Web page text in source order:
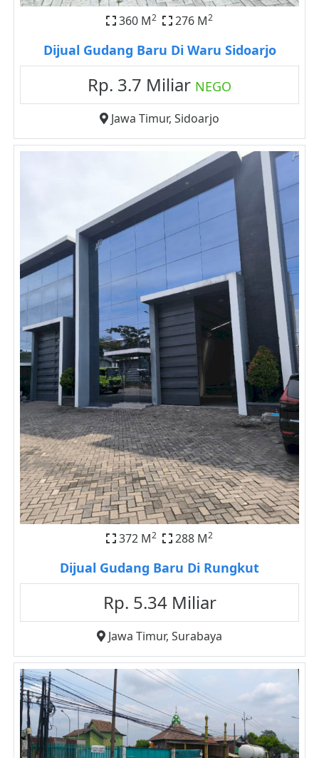
360 M2 276 M2
Dijual Gudang Baru Di Waru Sidoarjo
Rp. 3.7 Miliar NEGO
Jawa Timur, Sidoarjo
372 M2 288 M2
Dijual Gudang Baru Di Rungkut
Rp. 5.34 Miliar
Jawa Timur, Surabaya